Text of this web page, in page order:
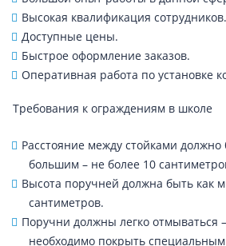
Высокая квалификация сотрудников.
Доступные цены.
Быстрое оформление заказов.
Оперативная работа по установке
Требования к ограждениям в школе
Расстояние между стойками
большим – не более 10
Высота поручней должна быть как
сантиметров.
Поручни должны легко отмываться
необходимо покрыть специальным